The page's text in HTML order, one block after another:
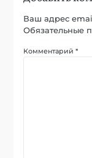
Ваш адрес
Обязательные
Комментарий*